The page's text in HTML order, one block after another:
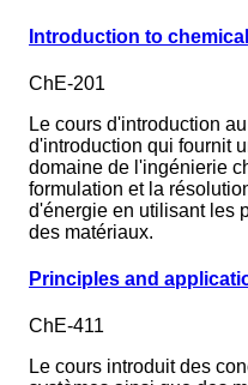
Introduction to
ChE-201
Le cours d'introduction
d'introduction qui fournit
domaine de l'ingénierie
formulation et la
d'énergie en utilisant les
des matériaux.
Principles and
ChE-411
Le cours introduit des